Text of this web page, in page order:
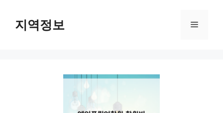
지역정보 메